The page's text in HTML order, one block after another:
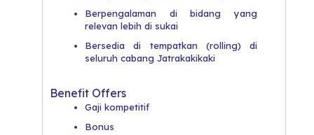
Berpengalaman di bidang yang
relevan lebih di sukai
Bersedia di tempatkan (rolling) di
seluruh cabang Jatrakakikaki
Benefit Offers
Gaji kompetitif
Bonus